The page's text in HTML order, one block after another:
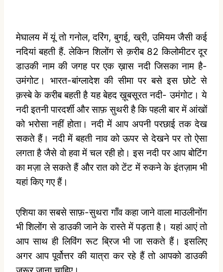
मेघालय में यूं तो गनोल, दरिंग, बुगई, ख्री, उमियम जैसी कई
नदियां बहती हैं. लेकिन शिलोंग से क़रीब 82 किलोमीटर दूर
डाउकी नाम की जगह पर एक ख़ास नदी जिसका नाम है-
उमंगोट। भारत-बांग्लादेश की सीमा पर बसे इस छोटे से
क़स्बे के करीब बहती है यह बेहद ख़ूबसूरत नदी- उमंगोट। ये
नदी इतनी पारदर्शी और साफ़ सुथरी है कि पहली बार में आंखों
को भरोसा नहीं होता। नदी में आप अपनी परछाई तक देख
सकते हैं। नदी में बहती नाव को ऊपर से देखने पर तो ऐसा
लगता है जैसे वो हवा में चल रही हो। इस नदी पर आप बोटिंग
का मज़ा ले सकते हैं और रात को टेंट में रुकने के इंतज़ाम भी
यहां किए गए हैं।
एशिया का सबसे साफ़-सुथरा गाँव कहा जाने वाला माउलीनोंग
भी शिलोंग से डाउकी जाने के रास्ते में पड़ता है। यहां आएं तो
आप साथ ही लिविंग रूट ब्रिज भी जा सकते हैं। इसलिए
अगर आप पूर्वोत्तर की यात्रा कर रहे हैं तो आपको डाउकी